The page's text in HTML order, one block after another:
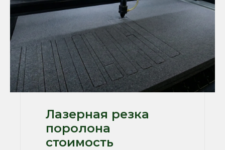
Лазерная резка
поролона
стоимость